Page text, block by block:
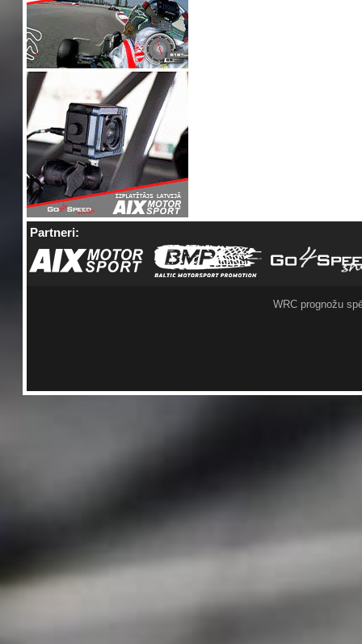
Partneri:
WRC prognožu